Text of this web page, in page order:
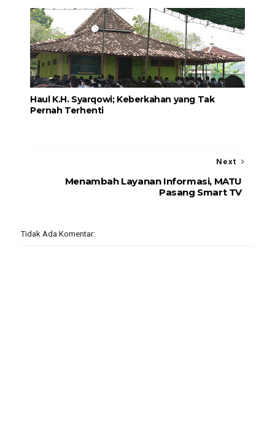
Haul K.H. Syarqowi; Keberkahan yang Tak
Pernah Terhenti
Next
Menambah Layanan Informasi, MATU
Pasang Smart TV
Tidak Ada Komentar: